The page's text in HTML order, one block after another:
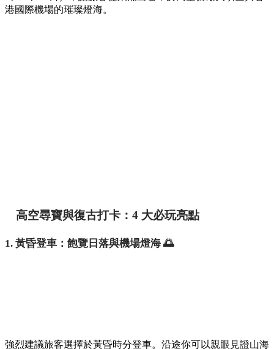
港國際機場的璀璨燈海。
高空尋寶與復古打卡：4 大必玩亮點
1. 黃昏登車：飽覽日落與機場燈海 🌅
強烈建議旅客選擇於黃昏時分登車。沿途你可以親眼見證山海